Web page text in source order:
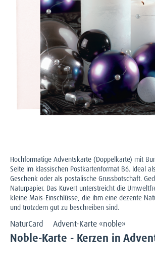
Hochformatige Adventskarte (Doppelkarte) mit
Seite im klassischen Postkartenformat B6. Ideal
Geschenk oder als postalische Grussbotschaft.
Naturpapier. Das Kuvert unterstreicht die
kleine Mais-Einschlüsse, die ihm eine dezente
und trotzdem gut zu beschreiben sind.
NaturCard Advent-Karte «noble»
Noble-Karte - Kerzen in